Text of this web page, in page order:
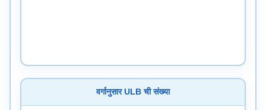
वर्गानुसार ULB ची संख्या